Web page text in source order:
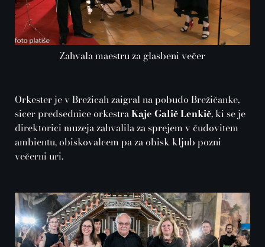
Zahvala maestru za glasbeni večer
Orkester je v Brežicah zaigral na pobudo Brežičanke,
sicer predsednice orkestraKaje Galič Lenkič, ki se je
direktorici muzeja zahvalila za sprejem v čudovitem
ambientu, obiskovalcem pa za obisk kljub pozni
večerni uri.